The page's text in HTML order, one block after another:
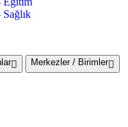
Merkezler / Birimler